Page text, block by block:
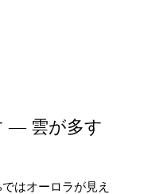
— 雲が多す
はオーロラが見え